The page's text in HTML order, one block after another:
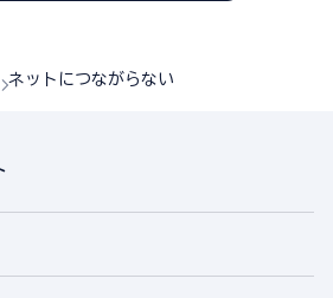
ネットにつながらない